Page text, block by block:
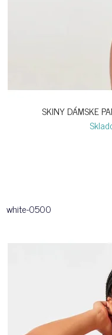
SKINY DÁMSKE
white-0500